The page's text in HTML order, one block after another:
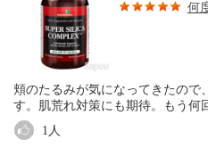
何
頬のたるみが気になってきたので
す。肌荒れ対策にも期待。もう何
1 人